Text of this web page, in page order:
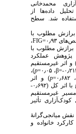
محمدخانی
تحلیل داده‌ها از
شد. سطح
مطلوب با
۰٫۹۳=
G
FI،
مطلوب با
عملکرد
اثر غیرمستقیم
β، ۰٫۰۵= p)،
p) و اثر
) و درمجموع با اثر کل (۰٫۶۹۲-
غیرمستقیم
تأثیر
میانجی‌گرانهٔ
خانواده و